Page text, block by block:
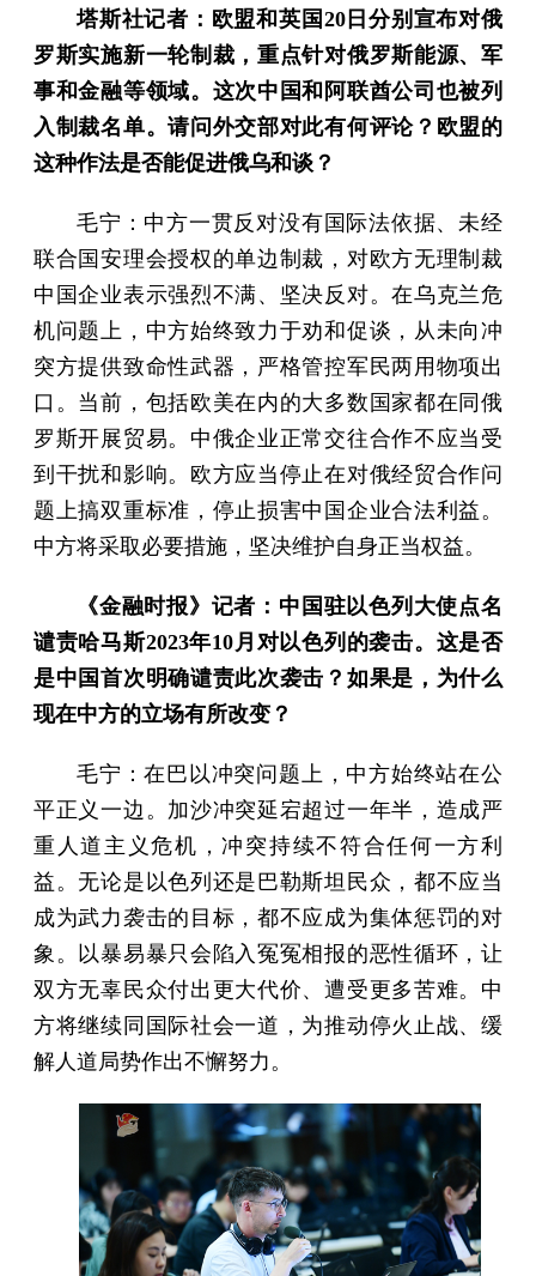
塔斯社记者：欧盟和英国20日分别宣布对俄
罗斯实施新一轮制裁，重点针对俄罗斯能源、军
事和金融等领域。这次中国和阿联酋公司也被列
入制裁名单。请问外交部对此有何评论？欧盟的
这种作法是否能促进俄乌和谈？
毛宁：中方一贯反对没有国际法依据、未经
联合国安理会授权的单边制裁，对欧方无理制裁
中国企业表示强烈不满、坚决反对。在乌克兰危
机问题上，中方始终致力于劝和促谈，从未向冲
突方提供致命性武器，严格管控军民两用物项出
口。当前，包括欧美在内的大多数国家都在同俄
罗斯开展贸易。中俄企业正常交往合作不应当受
到干扰和影响。欧方应当停止在对俄经贸合作问
题上搞双重标准，停止损害中国企业合法利益。
中方将采取必要措施，坚决维护自身正当权益。
《金融时报》记者：中国驻以色列大使点名
谴责哈马斯2023年10月对以色列的袭击。这是否
是中国首次明确谴责此次袭击？如果是，为什么
现在中方的立场有所改变？
毛宁：在巴以冲突问题上，中方始终站在公
平正义一边。加沙冲突延宕超过一年半，造成严
重人道主义危机，冲突持续不符合任何一方利
益。无论是以色列还是巴勒斯坦民众，都不应当
成为武力袭击的目标，都不应成为集体惩罚的对
象。以暴易暴只会陷入冤冤相报的恶性循环，让
双方无辜民众付出更大代价、遭受更多苦难。中
方将继续同国际社会一道，为推动停火止战、缓
解人道局势作出不懈努力。